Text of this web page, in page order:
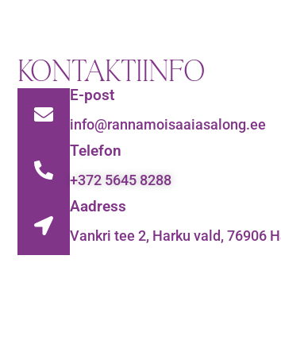
KONTAKTIINFO
E-post
info@rannamoisaaiasalong.ee
Telefon
+372 5645 8288
Aadress
Vankri tee 2, Harku vald, 76906